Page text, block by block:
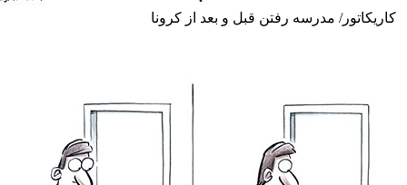
مدرسه رفتن قبل و بعد از کرونا